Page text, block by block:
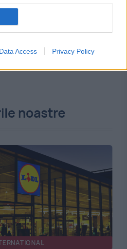
Data Access Privacy Policy
noastre